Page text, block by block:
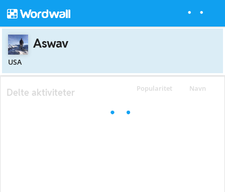
Aswav
USA
Popularitet Navn
Delte aktiviteter